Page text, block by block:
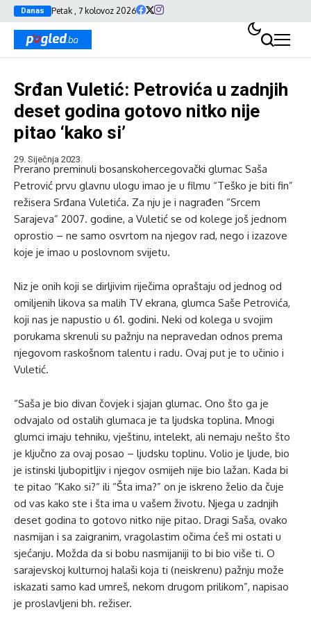
Danas Petak , 7 kolovoz 2026
Srđan Vuletić: Petrovića u zadnjih
deset godina gotovo nitko nije
pitao ‘kako si’
29. Siječnja 2023.
Prerano preminuli bosanskohercegovački glumac Saša
Petrović prvu glavnu ulogu imao je u filmu “Teško je biti fin”
režisera Srđana Vuletića. Za nju je i nagrađen “Srcem
Sarajeva” 2007. godine, a Vuletić se od kolege još jednom
oprostio – ne samo osvrtom na njegov rad, nego i izazove
koje je imao u poslovnom svijetu.
Niz je onih koji se dirljivim riječima opraštaju od jednog od
omiljenih likova sa malih TV ekrana, glumca Saše Petrovića,
koji nas je napustio u 61. godini. Neki od kolega u svojim
porukama skrenuli su pažnju na nepravedan odnos prema
njegovom raskošnom talentu i radu. Ovaj put je to učinio i
Vuletić.
“Saša je bio divan čovjek i sjajan glumac. Ono što ga je
odvajalo od ostalih glumaca je ta ljudska toplina. Mnogi
glumci imaju tehniku, vještinu, intelekt, ali nemaju nešto što
je ključno za ovaj posao – ljudsku toplinu. Volio je ljude, bio
je istinski ljubopitljiv i njegov osmijeh nije bio lažan. Kada bi
te pitao “Kako si?“ ili “Šta ima?” on je iskreno želio da čuje
od vas kako ste i šta ima u vašem životu. Njega u zadnjih
deset godina to gotovo nitko nije pitao. Dragi Saša, ovako
nasmijan i sa zaigranim, vragolastim očima ćeš mi ostati u
sjećanju. Možda da si bobu nasmijaniji to bi bio više ti. O
sarajevskoj kulturnoj halaši koja ti (neiskrenu) pažnju može
iskazati samo kad umreš, nekom drugom prilikom”, napisao
je proslavljeni bh. režiser.